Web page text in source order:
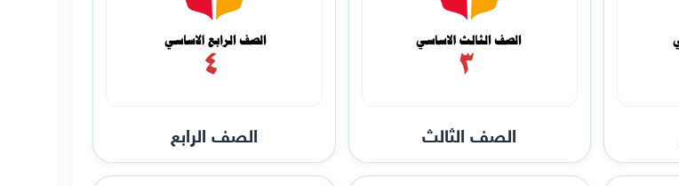
الصف الثالث الصف الرابع